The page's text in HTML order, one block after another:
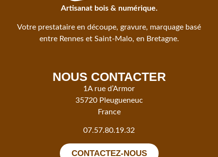
Artisanat bois & numérique.
Votre prestataire en découpe, gravure, marquage basé
entre Rennes et Saint-Malo, en Bretagne.
NOUS CONTACTER
1A rue d’Armor
35720 Pleugueneuc
France
07.57.80.19.32
CONTACTEZ-NOUS